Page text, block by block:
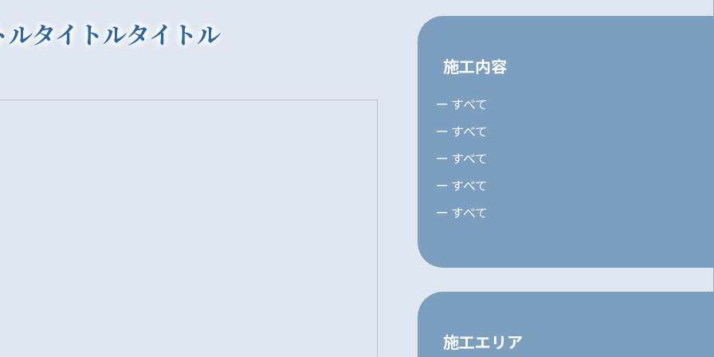
ルタイトルタイトル
施工内容
すべて
すべて
すべて
すべて
すべて
施工エリア